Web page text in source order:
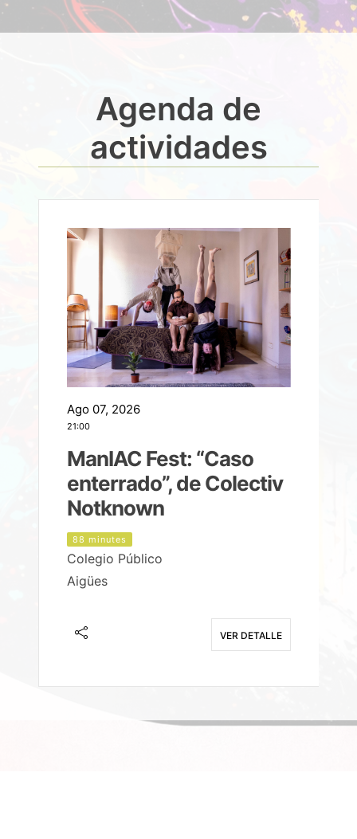
Agenda de
actividades
Ago 07, 2026
21:00
ManIAC Fest: “Caso
enterrado”, de Colectiv
Notknown
88 minutes
Colegio Público
Aigües
VER DETALLE